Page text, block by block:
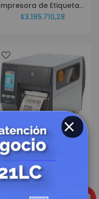
de Etiquetas Zebra ZD620 ZD62042-T01F00EZ
$3.195.710,28
Sku: 10301
de Etiquetas Zebra ZT411 ZT41142-T010000Z
$6.598.826,22
CERRAR